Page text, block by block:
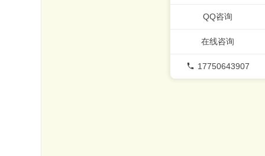
QQ咨询
在线咨询
17750643907